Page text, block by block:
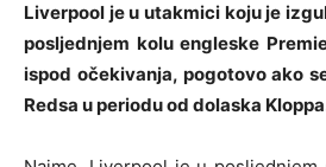
Liverpool je u utakmici koju je
posljednjem kolu engleske
ispod očekivanja, pogotovo ako
Redsa u periodu od dolaska